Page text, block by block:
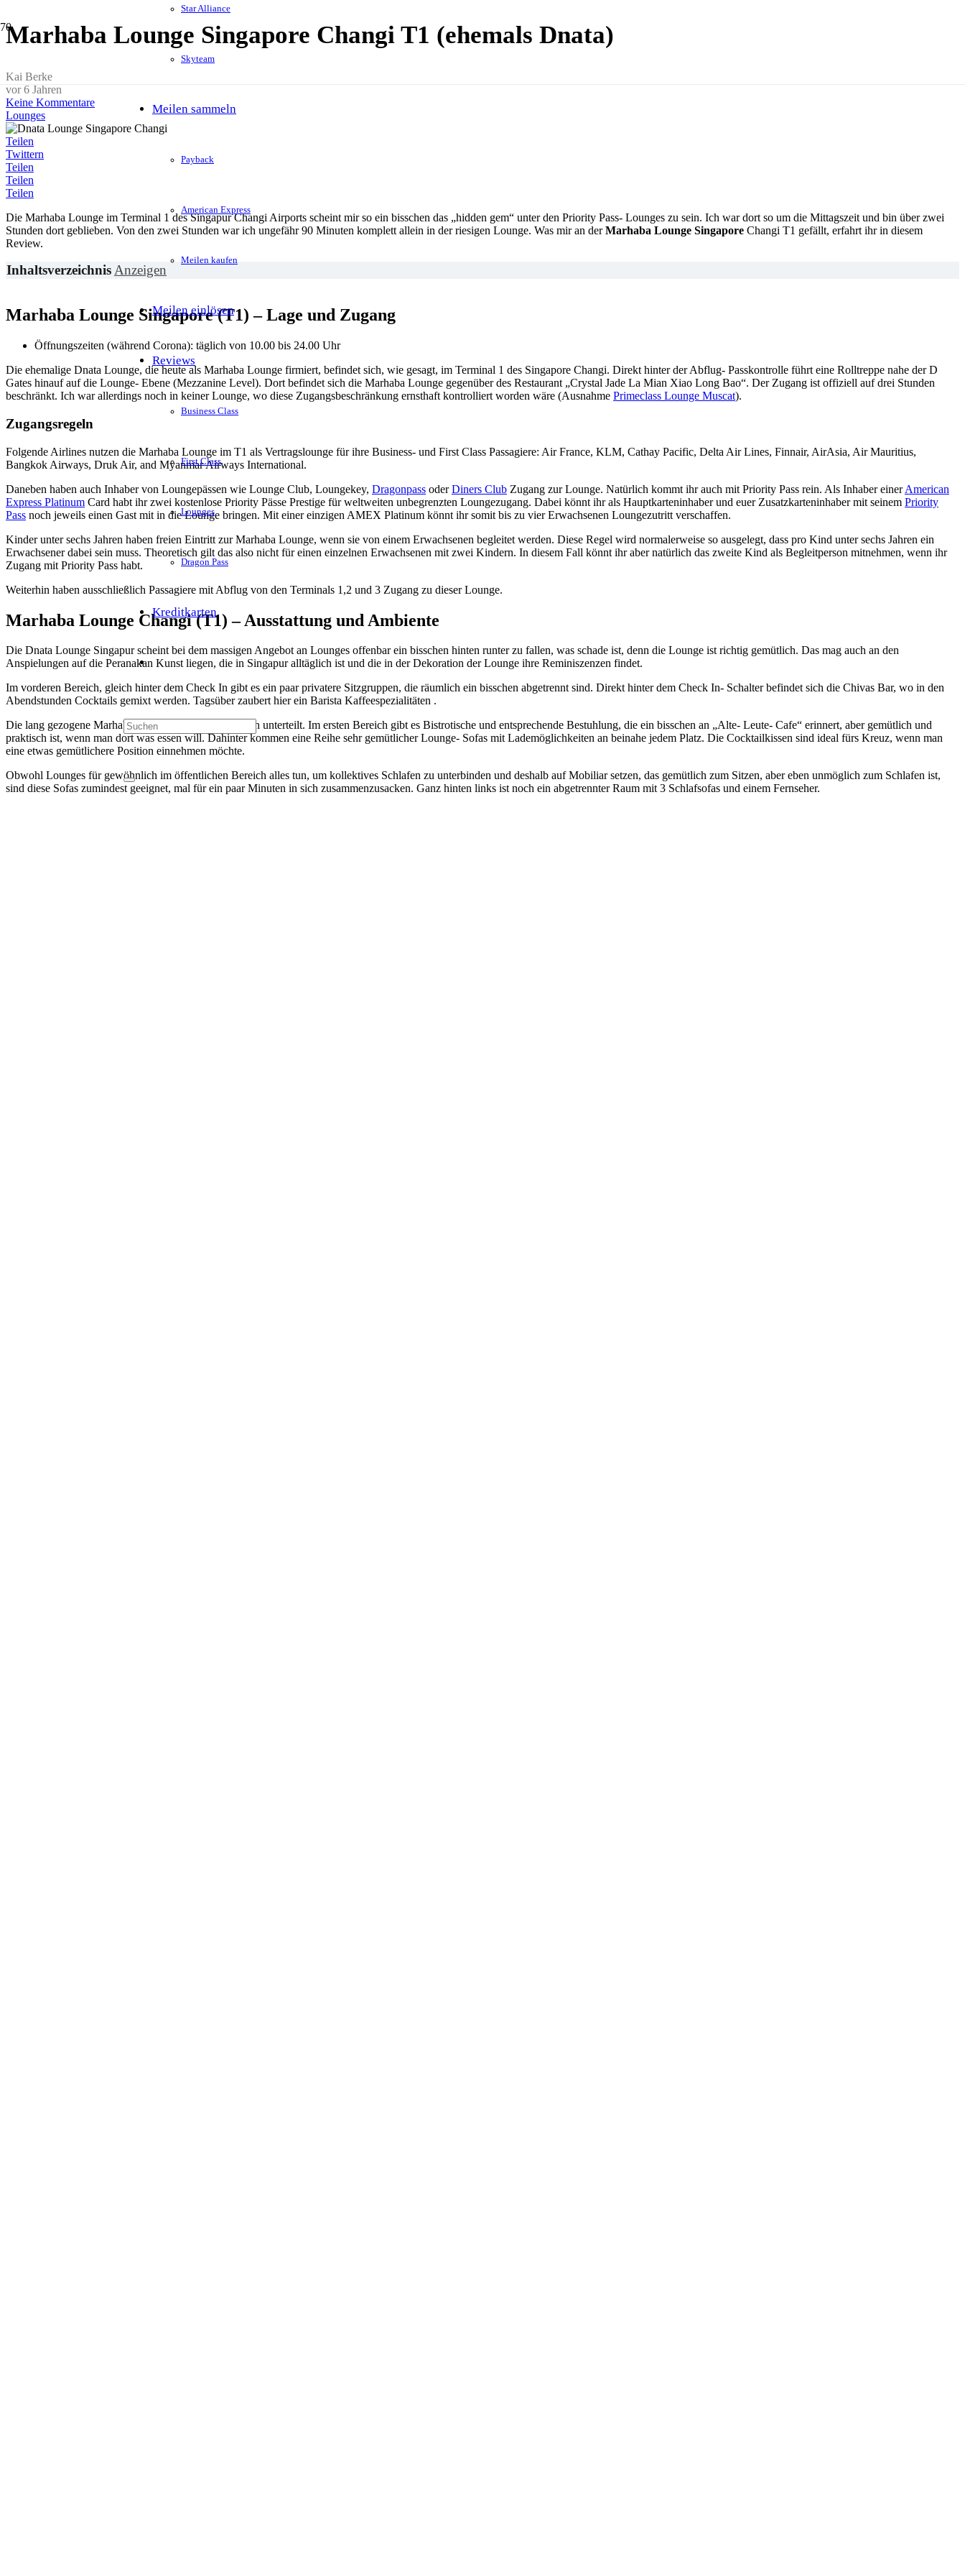
Star Alliance
Skyteam
Meilen sammeln
Payback
American Express
Meilen kaufen
Meilen einlösen
Reviews
Business Class
First Class
Lounges
Dragon Pass
Kreditkarten
Marhaba Lounge Singapore Changi T1 (ehemals Dnata)
Kai Berke
vor 6 Jahren
Keine Kommentare
Lounges
Teilen
Twittern
Teilen
Teilen
Teilen
Die Marhaba Lounge im Terminal 1 des Singapur Changi Airports scheint mir so ein bisschen das „hidden gem“ unter den Priority Pass- Lounges zu sein. Ich war dort so um die Mittagszeit und bin über zwei
Stunden dort geblieben. Von den zwei Stunden war ich ungefähr 90 Minuten komplett allein in der riesigen Lounge. Was mir an derMarhaba Lounge Singapore Changi T1 gefällt, erfahrt ihr in diesem
Review.
InhaltsverzeichnisAnzeigen
Marhaba Lounge Singapore (T1) – Lage und Zugang
Öffnungszeiten (während Corona): täglich von 10.00 bis 24.00 Uhr
Die ehemalige Dnata Lounge, die heute als Marhaba Lounge firmiert, befindet sich, wie gesagt, im Terminal 1 des Singapore Changi. Direkt hinter der Abflug- Passkontrolle führt eine Rolltreppe nahe der D
Gates hinauf auf die Lounge- Ebene (Mezzanine Level). Dort befindet sich die Marhaba Lounge gegenüber des Restaurant „Crystal Jade La Mian Xiao Long Bao“. Der Zugang ist offiziell auf drei Stunden
beschränkt. Ich war allerdings noch in keiner Lounge, wo diese Zugangsbeschränkung ernsthaft kontrolliert worden wäre (Ausnahme Primeclass Lounge Muscat).
Zugangsregeln
Folgende Airlines nutzen die Marhaba Lounge im T1 als Vertragslounge für ihre Business- und First Class Passagiere: Air France, KLM, Cathay Pacific, Delta Air Lines, Finnair, AirAsia, Air Mauritius,
Bangkok Airways, Druk Air, and Myanmar Airways International.
Daneben haben auch Inhaber von Loungepässen wie Lounge Club, Loungekey, Dragonpass oderDiners Club Zugang zur Lounge. Natürlich kommt ihr auch mit Priority Pass rein. Als Inhaber einerAmerican
Express Platinum Card habt ihr zwei kostenlose Priority Pässe Prestige für weltweiten unbegrenzten Loungezugang. Dabei könnt ihr als Hauptkarteninhaber und euer Zusatzkarteninhaber mit seinem Priority
Pass noch jeweils einen Gast mit in die Lounge bringen. Mit einer einzigen AMEX Platinum könnt ihr somit bis zu vier Erwachsenen Loungezutritt verschaffen.
Kinder unter sechs Jahren haben freien Eintritt zur Marhaba Lounge, wenn sie von einem Erwachsenen begleitet werden. Diese Regel wird normalerweise so ausgelegt, dass pro Kind unter sechs Jahren ein
Erwachsener dabei sein muss. Theoretisch gilt das also nicht für einen einzelnen Erwachsenen mit zwei Kindern. In diesem Fall könnt ihr aber natürlich das zweite Kind als Begleitperson mitnehmen, wenn ihr
Zugang mit Priority Pass habt.
Weiterhin haben ausschließlich Passagiere mit Abflug von den Terminals 1,2 und 3 Zugang zu dieser Lounge.
Marhaba Lounge Changi (T1) – Ausstattung und Ambiente
Die Dnata Lounge Singapur scheint bei dem massigen Angebot an Lounges offenbar ein bisschen hinten runter zu fallen, was schade ist, denn die Lounge ist richtig gemütlich. Das mag auch an den
Anspielungen auf die Peranakan Kunst liegen, die in Singapur alltäglich ist und die in der Dekoration der Lounge ihre Reminiszenzen findet.
Im vorderen Bereich, gleich hinter dem Check In gibt es ein paar privatere Sitzgruppen, die räumlich ein bisschen abgetrennt sind. Direkt hinter dem Check In- Schalter befindet sich die Chivas Bar, wo in den
Abendstunden Cocktails gemixt werden. Tagsüber zaubert hier ein Barista Kaffeespezialitäten .
Die lang gezogene Marhaba Lounge ist mit Raumteilern unterteilt. Im ersten Bereich gibt es Bistrotische und entsprechende Bestuhlung, die ein bisschen an „Alte- Leute- Cafe“ erinnert, aber gemütlich und
praktisch ist, wenn man dort was essen will. Dahinter kommen eine Reihe sehr gemütlicher Lounge- Sofas mit Lademöglichkeiten an beinahe jedem Platz. Die Cocktailkissen sind ideal fürs Kreuz, wenn man
eine etwas gemütlichere Position einnehmen möchte.
Obwohl Lounges für gewöhnlich im öffentlichen Bereich alles tun, um kollektives Schlafen zu unterbinden und deshalb auf Mobiliar setzen, das gemütlich zum Sitzen, aber eben unmöglich zum Schlafen ist,
sind diese Sofas zumindest geeignet, mal für ein paar Minuten in sich zusammenzusacken. Ganz hinten links ist noch ein abgetrennter Raum mit 3 Schlafsofas und einem Fernseher.